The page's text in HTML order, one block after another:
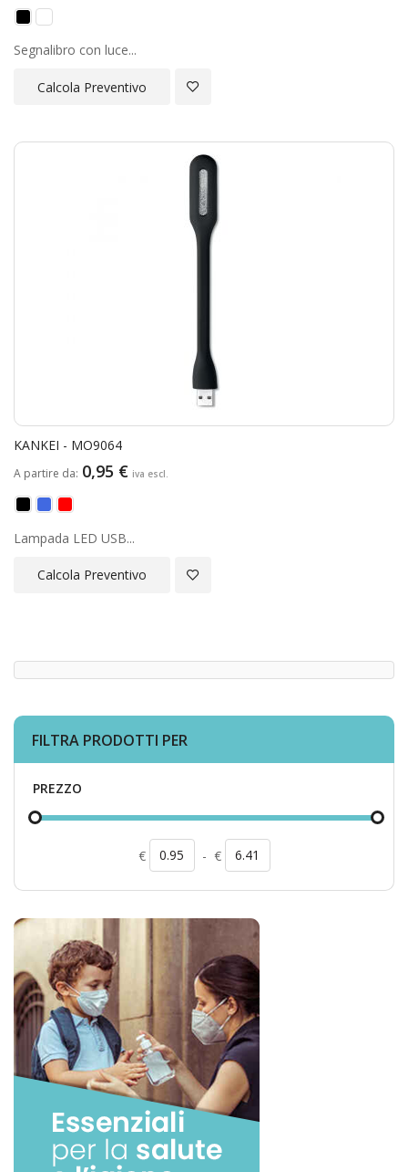
Segnalibro con luce...
Calcola Preventivo Aggiungi alla Lista Desideri
KANKEI - MO9064
A partire da 0,95 €
Lampada LED USB...
Calcola Preventivo Aggiungi alla Lista Desideri
FILTRA PRODOTTI PER
PREZZO
€ - €